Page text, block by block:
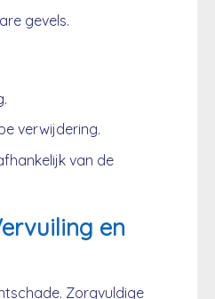
gevels.
verwijdering.
van de
en
Zorgvuldige